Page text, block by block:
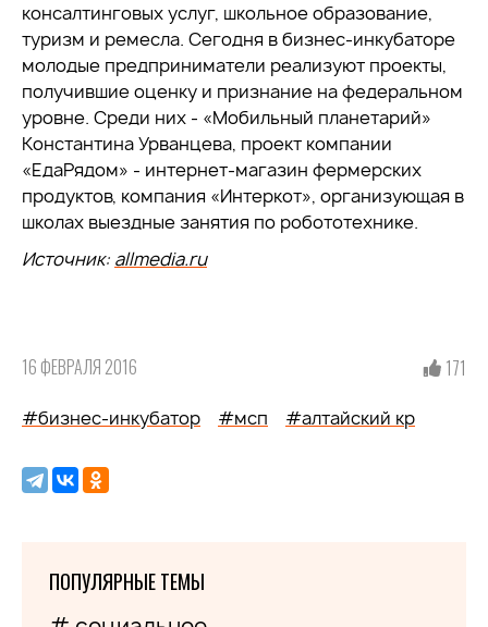
консалтинговых услуг, школьное образование,
туризм и ремесла. Сегодня в бизнес-инкубаторе
молодые предприниматели реализуют проекты,
получившие оценку и признание на федеральном
уровне. Среди них - «Мобильный планетарий»
Константина Урванцева, проект компании
«ЕдаРядом» - интернет-магазин фермерских
продуктов, компания «Интеркот», организующая в
школах выездные занятия по робототехнике.
Источник: allmedia.ru
16 ФЕВРАЛЯ 2016 171
#бизнес-инкубатор #мсп #алтайский кр
ПОПУЛЯРНЫЕ ТЕМЫ